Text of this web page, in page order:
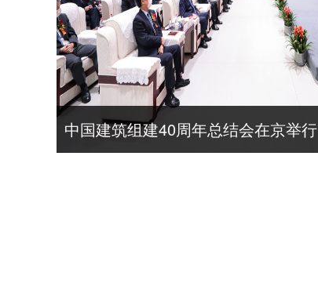
中国建筑组建40周年总结会在京举行